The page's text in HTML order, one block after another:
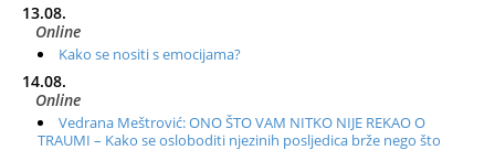
13.08.
Online
Kako se nositi s emocijama?
14.08.
Online
Vedrana Meštrović: ONO ŠTO VAM NITKO NIJE REKAO O
TRAUMI – Kako se osloboditi njezinih posljedica brže nego što